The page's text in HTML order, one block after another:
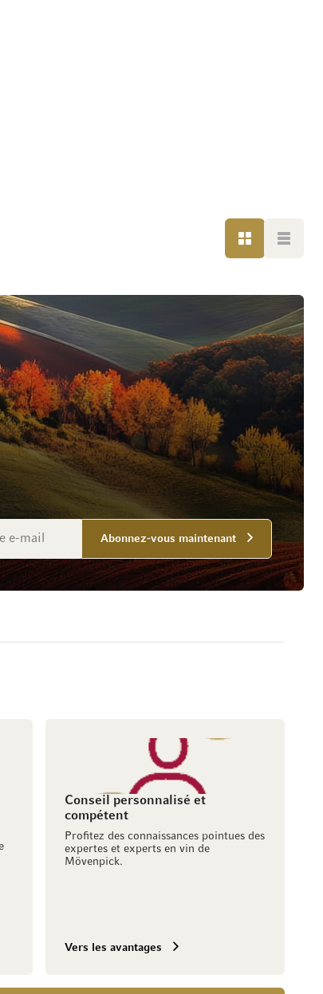
GRILLE LISTE
Abonnez-vous maintenant
Conseil personnalisé et
compétent
Profitez des connaissances pointues des
expertes et experts en vin de
Mövenpick.
Vers les avantages